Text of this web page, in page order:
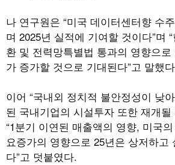
나 연구원은 “미국 데이터센터향 수
며 2025년 실적에 기여할 것이다”며
환 및 전력망특별법 통과의 영향으
가 증가할 것으로 기대된다”고 말했
이어 “국내외 정치적 불안정성이 낮
된 국내기업의 시설투자 또한 재개될
“1분기 이연된 매출액의 영향, 미국
요증가의 영향으로 25년은 상저하고
다”고 덧붙였다.